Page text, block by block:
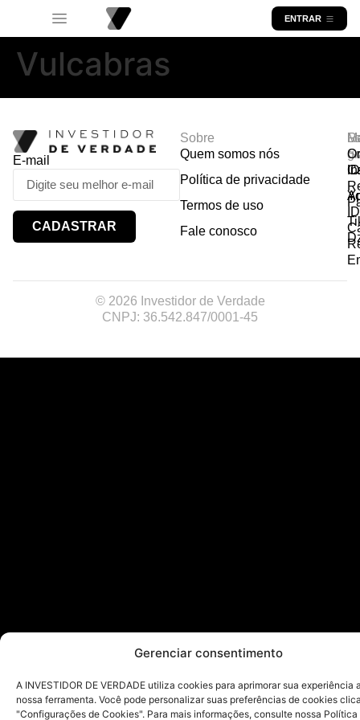
Gerenciar consentimento
A INVESTIDOR DE VERDADE utiliza cookies para aprimorar sua experiência
nossa ferramenta. Você pode personalizar suas preferências de cookies
"Configurações de Cookies". Para mais informações, consulte nossa Política
ENTRAR
Vulcabras
E-mail
CADASTRAR
Sobre
Quem somos nós
Política de privacidade
Termos de uso
Fale conosco
© 2026 Investidor de Verdade
CNPJ: 36.542.847/0001-45